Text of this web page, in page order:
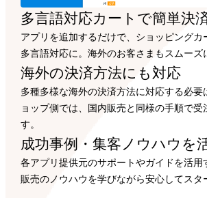
多言語対応カートで簡単決
アプリを追加するだけで、ショッピングカ
多言語対応に。海外のお客さまもスムーズ
海外の決済方法にも 対応
多種多様な海外の決済方法に対応する必要
ョップ側では、国内販売と同様の手順で受
す。
成功事例・集客ノウハウを
各アプリ提供元のサポートやガイドを活用
販売のノウハウを学びながら安心してスタ